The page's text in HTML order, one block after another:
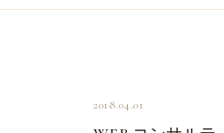
2018.04.01